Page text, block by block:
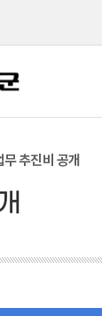
무 추진비 공개